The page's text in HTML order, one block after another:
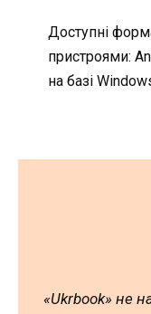
Доступні
пристроями:
на базі
«Ukrbook» не